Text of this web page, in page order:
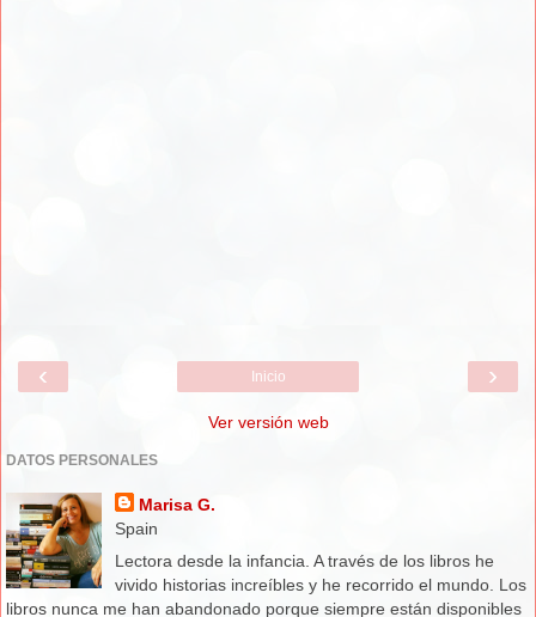
‹ ›
Inicio
Ver versión web
DATOS PERSONALES
Marisa G.
Spain
Lectora desde la infancia. A través de los libros he
vivido historias increíbles y he recorrido el mundo. Los
libros nunca me han abandonado porque siempre están disponibles